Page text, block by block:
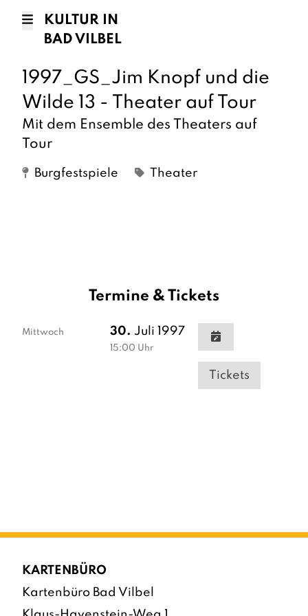
KULTUR IN
BAD VILBEL
1997_GS_Jim Knopf und die
Wilde 13 - Theater auf Tour
Mit dem Ensemble des Theaters auf
Tour
Burgfestspiele Theater
Termine & Tickets
Mittwoch 30. Juli 1997
15:00 Uhr
Tickets
KARTENBÜRO
Kartenbüro Bad Vilbel